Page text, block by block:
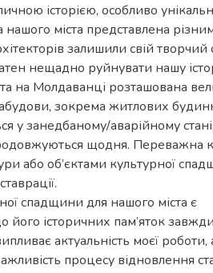
історією, особливо
нашого міста представлена
залишили свій творчий
нещадно руйнувати нашу
та на Молдаванці розташована
забудови, зокрема житлових
у занедбаному/аварійному
щодня. Переважна
або об’єктами культурної
спадщини для нашого міста є
його історичних пам’яток
актуальність моєї
процесу відновлення